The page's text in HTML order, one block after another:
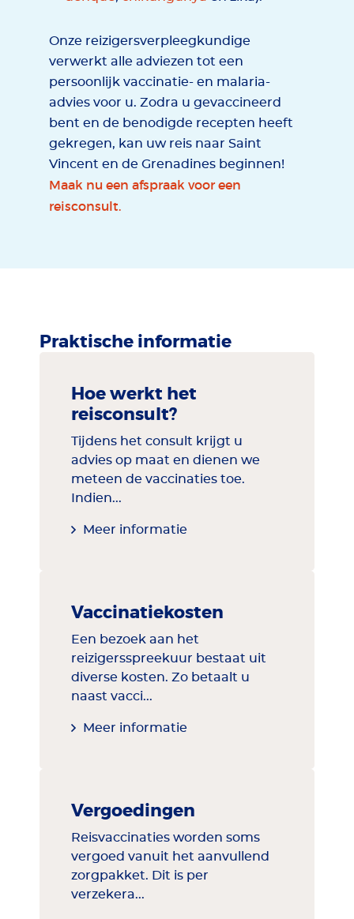
Onze reizigersverpleegkundige
verwerkt alle adviezen tot een
persoonlijk vaccinatie- en malaria-
advies voor u. Zodra u gevaccineerd
bent en de benodigde recepten heeft
gekregen, kan uw reis naar Saint
Vincent en de Grenadines beginnen!
Maak nu een afspraak voor een
reisconsult.
Praktische informatie
Hoe werkt het
reisconsult?
Tijdens het consult krijgt u
advies op maat en dienen we
meteen de vaccinaties toe.
Indien...
Meer informatie
Vaccinatiekosten
Een bezoek aan het
reizigersspreekuur bestaat uit
diverse kosten. Zo betaalt u
naast vacci...
Meer informatie
Vergoedingen
Reisvaccinaties worden soms
vergoed vanuit het aanvullend
zorgpakket. Dit is per
verzekera...